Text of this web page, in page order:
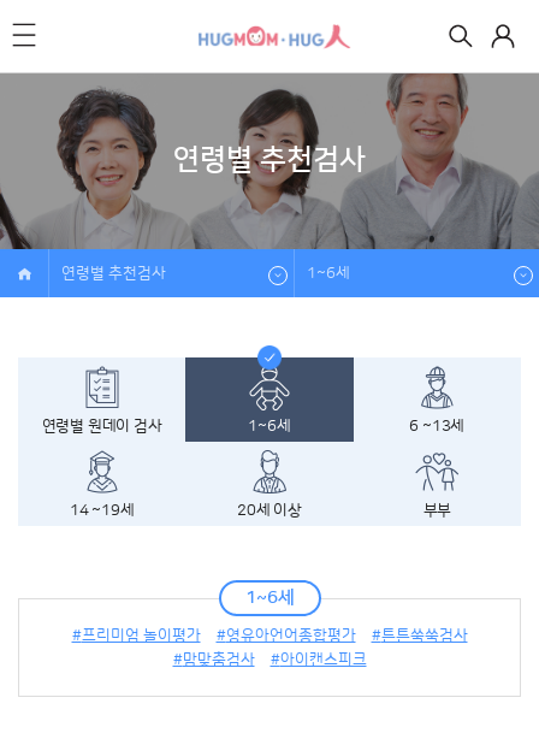
연령별 추천검사
연령별 추천검사 1~6세
연령별 원데이 검사 1~6세 6 ~13세
14 ~19세 20세 이상 부부
1~6세
프리미엄 놀이평가 영유아언어종합평가
튼튼쑥쑥검사
맘맞춤검사
아이캔스피크